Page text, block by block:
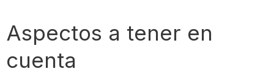
Aspectos a tener en
cuenta